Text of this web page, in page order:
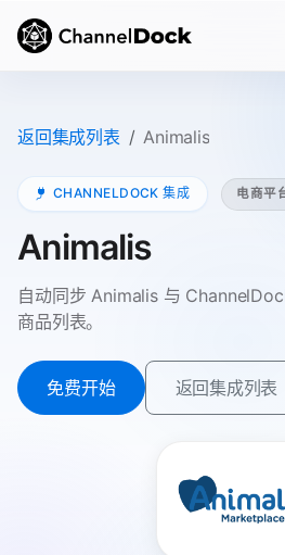
返回集成列表 Animalis
CHANNELDOCK 集成 电商平
Animalis
自动同步 Animalis 与
商品列表。
免费开始 返回集成列表